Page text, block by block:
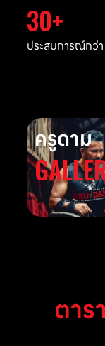
30
ประสบการณ์กว่
ครูดาม
ตาร